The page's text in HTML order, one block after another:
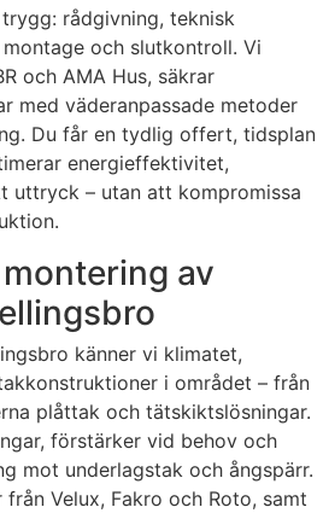
rådgivning, teknisk
och slutkontroll. Vi
och AMA Hus, säkrar
med väderanpassade metoder
Du får en tydlig offert, tidsplan
energieffektivitet,
uttryck – utan att kompromissa
av
känner vi klimatet,
i området – från
plåttak och tätskiktslösningar.
förstärker vid behov och
mot underlagstak och ångspärr.
Velux, Fakro och Roto, samt